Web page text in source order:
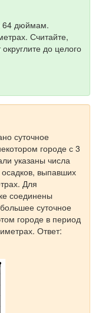
64 дюймам.
Считайте,
до целого
суточное
городе с 3
указаны числа
выпавших
Для
соединены
суточное
городе в период
Ответ: